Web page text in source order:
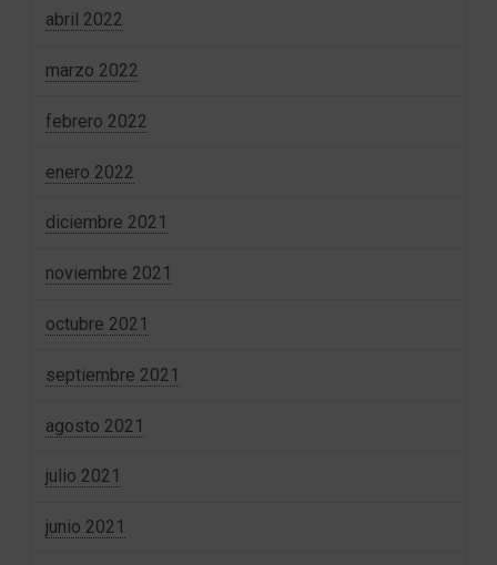
abril 2022
marzo 2022
febrero 2022
enero 2022
diciembre 2021
noviembre 2021
octubre 2021
septiembre 2021
agosto 2021
julio 2021
junio 2021